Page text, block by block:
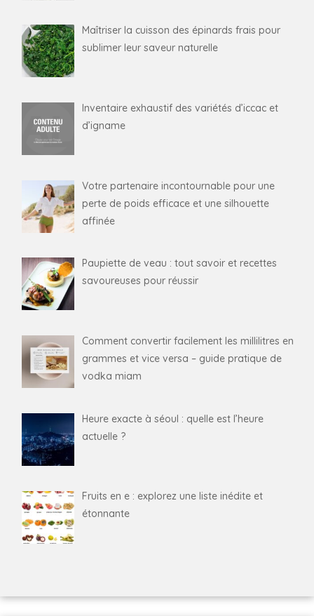
Maîtriser la cuisson des épinards frais pour
sublimer leur saveur naturelle
Inventaire exhaustif des variétés d’iccac et
d’igname
Votre partenaire incontournable pour une
perte de poids efficace et une silhouette
affinée
Paupiette de veau : tout savoir et recettes
savoureuses pour réussir
Comment convertir facilement les millilitres en
grammes et vice versa – guide pratique de
vodka miam
Heure exacte à séoul : quelle est l’heure
actuelle ?
Fruits en e : explorez une liste inédite et
étonnante